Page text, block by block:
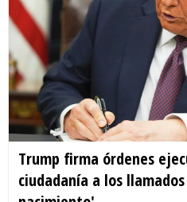
Trump firma órdenes
ciudadanía a los